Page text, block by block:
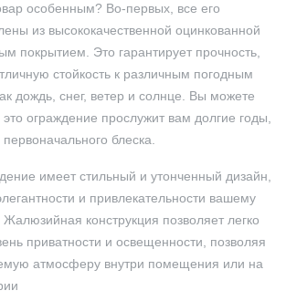
особенным? Во-первых, все его
из высококачественной оцинкованной
покрытием. Это гарантирует прочность,
стойкость к различным погодным
дождь, снег, ветер и солнце. Вы можете
ограждение прослужит вам долгие годы,
блеска.
имеет стильный и утонченный дизайн,
и привлекательности вашему
конструкция позволяет легко
приватности и освещенности, позволяя
атмосферу внутри помещения или на